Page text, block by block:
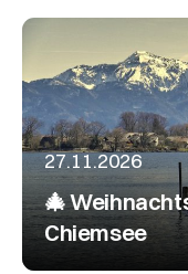
27.11.2026
🎄
Chiemsee